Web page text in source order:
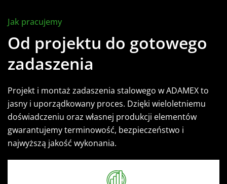
Jak pracujemy
Od projektu do gotowego
zadaszenia
Projekt i montaż zadaszenia stalowego w ADAMEX to
jasny i uporządkowany proces. Dzięki wieloletniemu
doświadczeniu oraz własnej produkcji elementów
gwarantujemy terminowość, bezpieczeństwo i
najwyższą jakość wykonania.